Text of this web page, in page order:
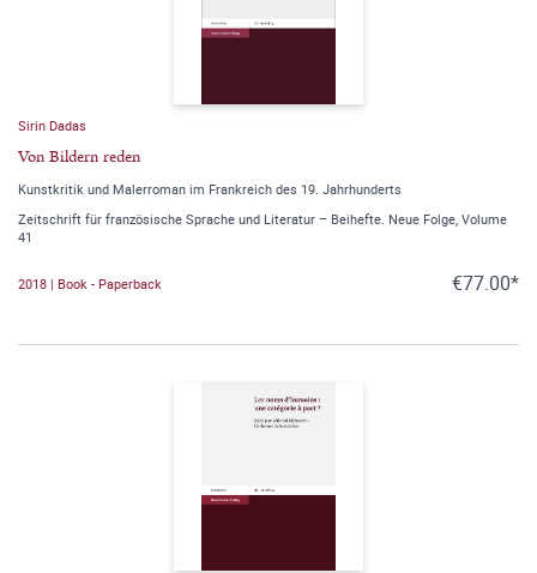
Sirin Dadas
Von Bildern reden
Kunstkritik und Malerroman im Frankreich des 19. Jahrhunderts
Zeitschrift für französische Sprache und Literatur – Beihefte. Neue Folge, Volume
41
2018 | Book - Paperback €77.00*